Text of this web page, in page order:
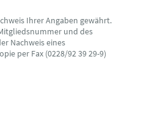
Ihrer Angaben gewährt.
und des
Nachweis eines
per Fax (0228/92 39 29-9)